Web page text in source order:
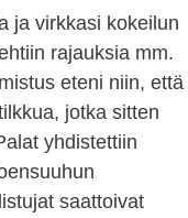
ja virkkasi kokeilun
rajauksia mm.
eteni niin, että
jotka sitten
yhdistettiin
saattoivat